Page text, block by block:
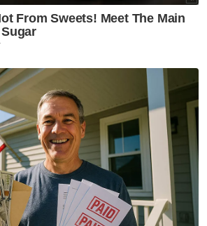
sawah ke meja makan
Amil lonjak kutipan
digital hampir 10 kali